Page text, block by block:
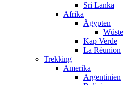
Sri Lanka
Afrika
Ägypten
Kap Verde
La Rèunion
Trekking
Amerika
Argentinien